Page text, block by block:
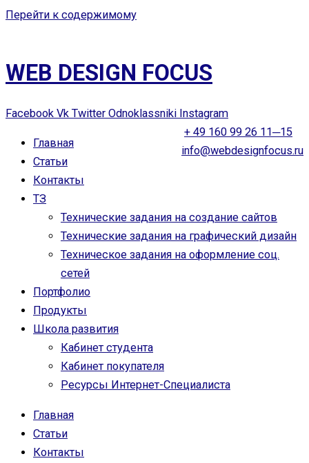
Перейти к содержимому
WEB DESIGN FOCUS
Facebook Vk Twitter Odnoklassniki Instagram
+ 49 160 99 26 11─15
info@webdesignfocus.ru
Главная
Статьи
Контакты
ТЗ
Технические задания на создание сайтов
Технические задания на графический дизайн
Техническое задания на оформление соц.
сетей
Портфолио
Продукты
Школа развития
Кабинет студента
Кабинет покупателя
Ресурсы Интернет-Специалиста
Главная
Статьи
Контакты